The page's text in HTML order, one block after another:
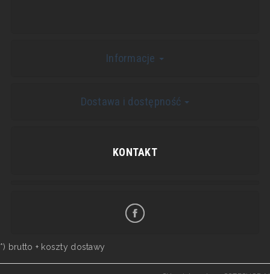
Informacje
Dostawa i dostępność
KONTAKT
*) brutto + koszty dostawy